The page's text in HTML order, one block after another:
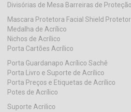
Divisórias de Mesa Barreiras de
Mascara Protetora Facial Shield Protetor
Medalha de Acrílico
Nichos de Acrílico
Porta Cartões Acrílico
Porta Guardanapo Acrílico Sachê
Porta Livro e Suporte de Acrílico
Porta Preços e Etiquetas de Acrílico
Potes de Acrílico
Suporte Acrilico